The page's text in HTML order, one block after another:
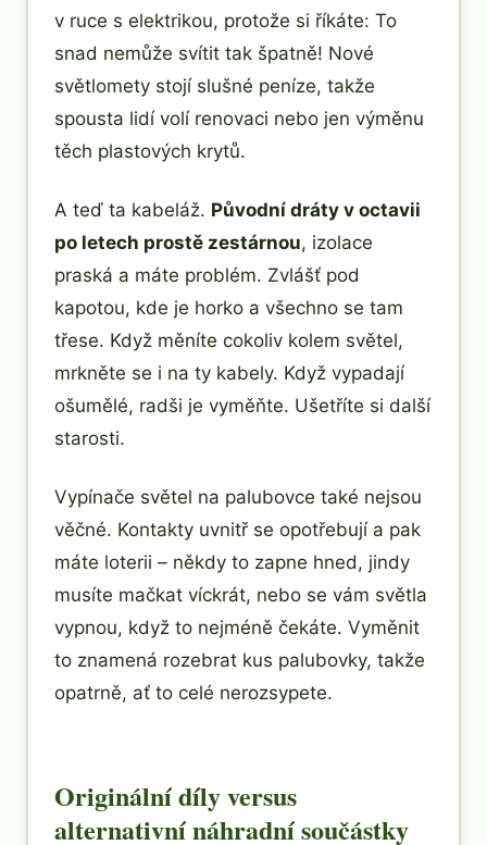
v ruce s elektrikou, protože si říkáte: To
snad nemůže svítit tak špatně! Nové
světlomety stojí slušné peníze, takže
spousta lidí volí renovaci nebo jen výměnu
těch plastových krytů.
A teď ta kabeláž. Původní dráty v octavii
po letech prostě zestárnou, izolace
praská a máte problém. Zvlášť pod
kapotou, kde je horko a všechno se tam
třese. Když měníte cokoliv kolem světel,
mrkněte se i na ty kabely. Když vypadají
ošumělé, radši je vyměňte. Ušetříte si další
starosti.
Vypínače světel na palubovce také nejsou
věčné. Kontakty uvnitř se opotřebují a pak
máte loterii – někdy to zapne hned, jindy
musíte mačkat víckrát, nebo se vám světla
vypnou, když to nejméně čekáte. Vyměnit
to znamená rozebrat kus palubovky, takže
opatrně, ať to celé nerozsypete.
Originální díly versus
alternativní náhradní součástky